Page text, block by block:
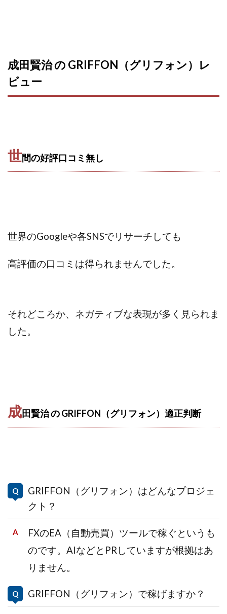
成田賢治 の GRIFFON（グリフォン）レ
ビュー
世間の好評口コミ無し
世界のGoogleや各SNSでリサーチしても
高評価の口コミは得られませんでした。
それどころか、 ネガティブな表現が多く見られま
した。
成田賢治 の GRIFFON（グリフォン）適正判断
GRIFFON（グリフォン）はどんなプロジェ
クト？
FXのEA（自動売買）ツールで稼ぐというも
のです。AIなどとPRしていますが根拠はあ
りません。
GRIFFON（グリフォン）で稼げますか？